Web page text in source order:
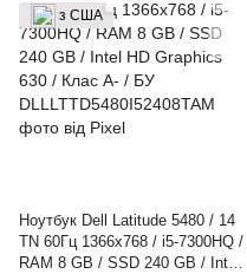
з США
Ноутбук Dell Latitude 5480 / 14
TN 60Гц 1366x768 / i5-7300HQ /
RAM 8 GB / SSD 240 GB / Intel